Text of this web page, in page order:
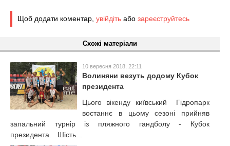
Щоб додати коментар, увійдіть або зареєструйтесь
Схожі матеріали
10 вересня 2018, 22:11
Волиняни везуть додому Кубок
президента
Цього вікенду київський Гідропарк
востаннє в цьому сезоні прийняв
запальний турнір із пляжного гандболу - Кубок
президента. Шість...